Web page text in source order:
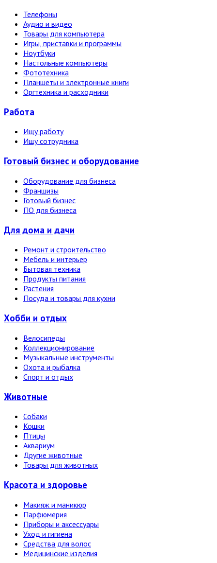
Телефоны
Аудио и видео
Товары для компьютера
Игры, приставки и программы
Ноутбуки
Настольные компьютеры
Фототехника
Планшеты и электронные книги
Оргтехника и расходники
Работа
Ищу работу
Ищу сотрудника
Готовый бизнес и оборудование
Оборудование для бизнеса
Франшизы
Готовый бизнес
ПО для бизнеса
Для дома и дачи
Ремонт и строительство
Мебель и интерьер
Бытовая техника
Продукты питания
Растения
Посуда и товары для кухни
Хобби и отдых
Велосипеды
Коллекционирование
Музыкальные инструменты
Охота и рыбалка
Спорт и отдых
Животные
Собаки
Кошки
Птицы
Аквариум
Другие животные
Товары для животных
Красота и здоровье
Макияж и маникюр
Парфюмерия
Приборы и аксессуары
Уход и гигиена
Средства для волос
Медицинские изделия